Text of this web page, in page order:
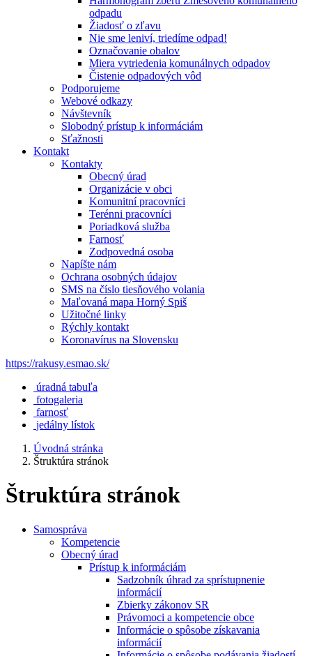
odpadu
Žiadosť o zľavu
Nie sme leniví, triedíme odpad!
Označovanie obalov
Miera vytriedenia komunálnych odpadov
Čistenie odpadových vôd
Podporujeme
Webové odkazy
Návštevník
Slobodný prístup k informáciám
Sťažnosti
Kontakt
Kontakty
Obecný úrad
Organizácie v obci
Komunitní pracovníci
Terénni pracovníci
Poriadková služba
Farnosť
Zodpovedná osoba
Napíšte nám
Ochrana osobných údajov
SMS na číslo tiesňového volania
Maľovaná mapa Horný Spiš
Užitočné linky
Rýchly kontakt
Koronavírus na Slovensku
https://rakusy.esmao.sk/
úradná tabuľa
fotogaleria
farnosť
jedálny lístok
Úvodná stránka
Štruktúra stránok
Štruktúra stránok
Samospráva
Kompetencie
Obecný úrad
Prístup k informáciám
Sadzobník úhrad za sprístupnenie
informácií
Zbierky zákonov SR
Právomoci a kompetencie obce
Informácie o spôsobe získavania
informácií